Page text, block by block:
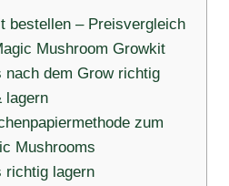
bestellen – Preisvergleich
Mushroom Growkit
nach dem Grow richtig
lagern
zum
Mushrooms
richtig lagern